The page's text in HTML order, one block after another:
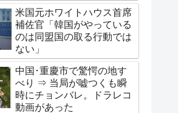
米国元ホワイトハウス首席
補佐官「韓国がやっている
のは同盟国の取る行動では
ない」
中国･重慶市で驚愕の地す
べり ⇒ 当局が嘘つくも瞬
時にチョンバレ。ドラレコ
動画があった